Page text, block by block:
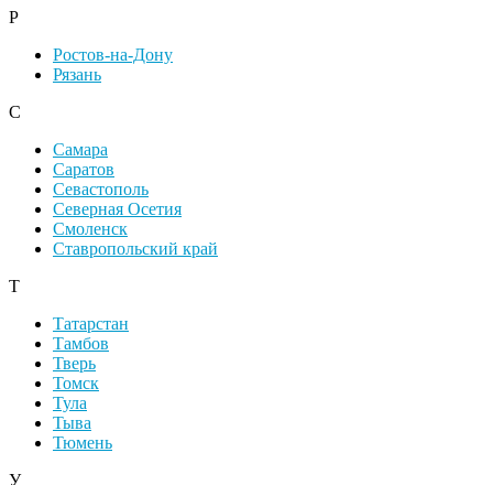
Р
Ростов-на-Дону
Рязань
С
Самара
Саратов
Севастополь
Северная Осетия
Смоленск
Ставропольский край
Т
Татарстан
Тамбов
Тверь
Томск
Тула
Тыва
Тюмень
У